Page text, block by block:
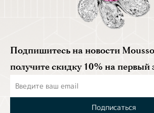
Подпишитесь на новости
получите скидку 10% на первый
Подписаться